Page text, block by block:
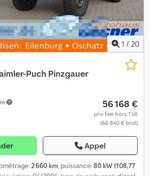
1 / 20
Puch Pinzgauer
56 168 €
prix fixe hors TVA
(66 840 € brut)
Appel
2 660 km, puissance:80 kW (108,77